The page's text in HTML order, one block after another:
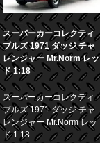
スーパーカーコレクティ
ブルズ 1971 ダッジ チャ
レンジャー Mr.Norm レッ
ド 1:18
スーパーカーコレクティ
ブルズ 1971 ダッジ チャ
レンジャー Mr.Norm レッ
ド 1:18